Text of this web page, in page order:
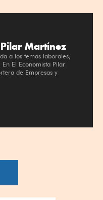
Martínez
a los temas laborales,
El Economista Pilar
de Empresas y